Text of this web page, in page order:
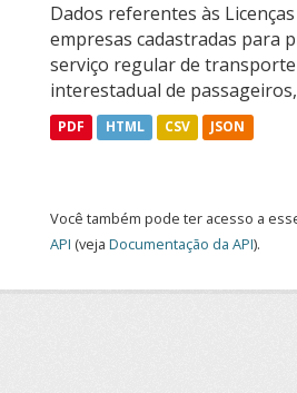
Dados referentes às
empresas cadastradas para
serviço regular de
interestadual de
PDF HTML CSV JSON
Você também pode ter acesso a
API (veja Documentação da API).